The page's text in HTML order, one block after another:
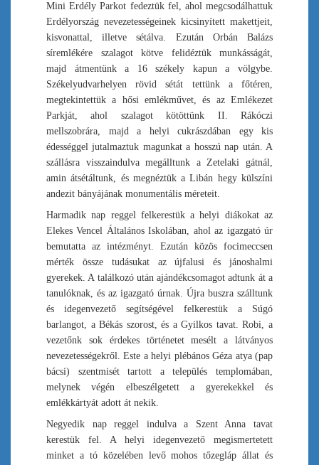
Mini Erdély Parkot fedeztük fel, ahol megcsodálhattuk
Erdélyország nevezetességeinek kicsinyített makettjeit,
kisvonattal, illetve sétálva. Ezután Orbán Balázs
síremlékére szalagot kötve felidéztük munkásságát,
majd átmentünk a 16 székely kapun a völgybe.
Székelyudvarhelyen rövid sétát tettünk a főtéren,
megtekintettük a hősi emlékművet, és az Emlékezet
Parkját, ahol szalagot kötöttünk II. Rákóczi
mellszobrára, majd a helyi cukrászdában egy kis
édességgel jutalmaztuk magunkat a hosszú nap után. A
szállásra visszaindulva megálltunk a Zetelaki gátnál,
amin átsétáltunk, és megnéztük a Libán hegy külszíni
andezit bányájának monumentális méreteit.
Harmadik nap reggel felkerestük a helyi diákokat az
Elekes Vencel Általános Iskolában, ahol az igazgató úr
bemutatta az intézményt. Ezután közös focimeccsen
mérték össze tudásukat az újfalusi és jánoshalmi
gyerekek. A találkozó után ajándékcsomagot adtunk át a
tanulóknak, és az igazgató úrnak. Újra buszra szálltunk
és idegenvezető segítségével felkerestük a Súgó
barlangot, a Békás szorost, és a Gyilkos tavat. Robi, a
vezetőnk sok érdekes történetet mesélt a látványos
nevezetességekről. Este a helyi plébános Géza atya (pap
bácsi) szentmisét tartott a település templomában,
melynek végén elbeszélgetett a gyerekekkel és
emlékkártyát adott át nekik.
Negyedik nap reggel indulva a Szent Anna tavat
kerestük fel. A helyi idegenvezető megismertetett
minket a tó közelében levő mohos tőzegláp állat és